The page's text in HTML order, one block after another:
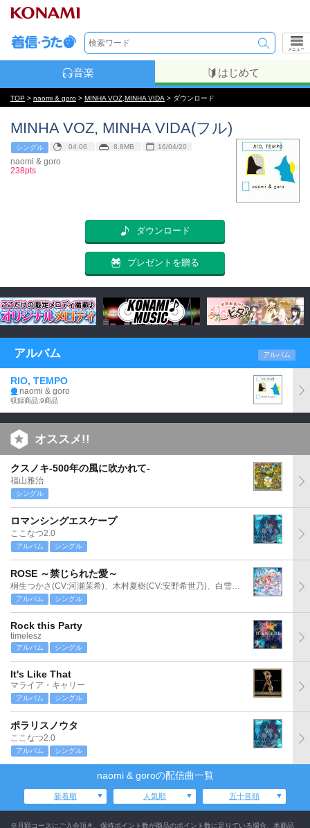
メニュー
音楽 はじめて
TOP > naomi & goro > MINHA VOZ,MINHA VIDA > ダウンロード
MINHA VOZ, MINHA VIDA(フル)
シングル 04:06 8.8MB 16/04/20
naomi & goro
238pts
ダウンロード
プレゼントを贈る
アルバム アルバム
RIO, TEMPO
naomi & goro
収録商品:9商品
オススメ!!
クスノキ-500年の風に吹かれて-
福山雅治
シングル
ロマンシングエスケープ
ここなつ2.0
アルバム シングル
ROSE ～禁じられた愛～
桐生つかさ(CV:河瀬茉希)、木村夏樹(CV:安野希世乃)、白雪千夜(CV:関口理咲)
アルバム シングル
Rock this Party
timelesz
アルバム シングル
It's Like That
マライア・キャリー
アルバム シングル
ポラリスノウタ
ここなつ2.0
アルバム シングル
naomi & goroの配信曲一覧
新着順 人気順 五十音順
※月額コースにご入会頂き、保持ポイント数が商品のポイント数に足りている場合、本商品